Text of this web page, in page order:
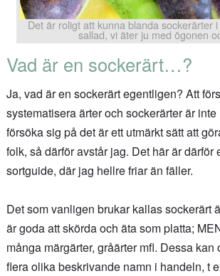
Det är roligt att kunna blanda sockerärter
sallad, vi äter ju med ögonen
Vad är en sockerärt…?
Ja, vad är en sockerärt egentligen? Att
systematisera ärter och sockerärter är
försöka sig på det är ett utmärkt sätt att
folk, så därför avstår jag. Det här är därför
sortguide, där jag hellre friar än fäller.
Det som vanligen brukar kallas sockerärt
är goda att skörda och äta som platta;
många märgärter, gråärter mfl. Dessa kan
flera olika beskrivande namn i handeln, t